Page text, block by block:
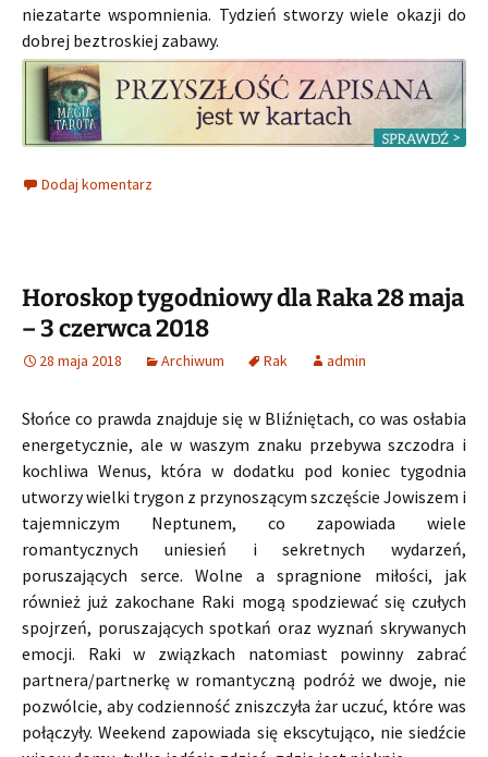
niezatarte wspomnienia. Tydzień stworzy wiele okazji do
dobrej beztroskiej zabawy.
Dodaj komentarz
Horoskop tygodniowy dla Raka 28 maja
– 3 czerwca 2018
28 maja 2018 Archiwum Rak admin
Słońce co prawda znajduje się w Bliźniętach, co was osłabia
energetycznie, ale w waszym znaku przebywa szczodra i
kochliwa Wenus, która w dodatku pod koniec tygodnia
utworzy wielki trygon z przynoszącym szczęście Jowiszem i
tajemniczym Neptunem, co zapowiada wiele
romantycznych uniesień i sekretnych wydarzeń,
poruszających serce. Wolne a spragnione miłości, jak
również już zakochane Raki mogą spodziewać się czułych
spojrzeń, poruszających spotkań oraz wyznań skrywanych
emocji. Raki w związkach natomiast powinny zabrać
partnera/partnerkę w romantyczną podróż we dwoje, nie
pozwólcie, aby codzienność zniszczyła żar uczuć, które was
połączyły. Weekend zapowiada się ekscytująco, nie siedźcie